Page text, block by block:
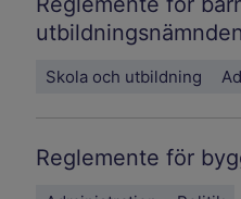
utbildningsnämnden
Skola och utbildning
Reglemente för